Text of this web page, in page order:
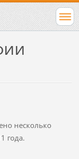
несколько
года.